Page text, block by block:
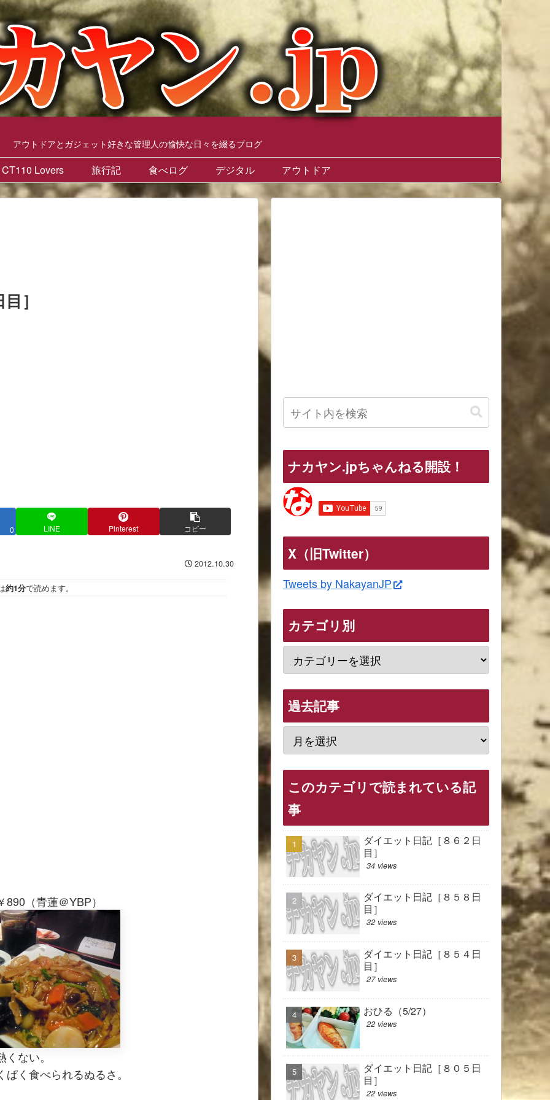
アウトドアとガジェット好きな管理人の愉快な日々を綴るブログ
CT110 Lovers 旅行記 食べログ デジタル アウトドア
］
0 LINE Pinterest コピー
2012.10.30
約1分で読めます。
（青蓮＠YBP）
ない。
く食べられるぬるさ。
ナカヤン.jpちゃんねる開設！
X（旧Twitter）
Tweets by NakayanJP
カテゴリ別
過去記事
このカテゴリで読まれている記
事
ダイエット日記［８６２日
目］
34 views
ダイエット日記［８５８日
目］
32 views
ダイエット日記［８５４日
目］
27 views
おひる（5/27）
22 views
ダイエット日記［８０５日
目］
22 views